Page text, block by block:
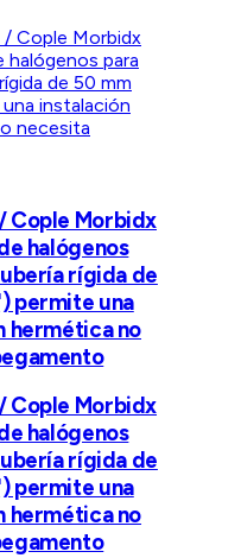
Cople Morbidx
halógenos
rígida de
permite una
hermética no
Cople Morbidx
halógenos
rígida de
permite una
hermética no